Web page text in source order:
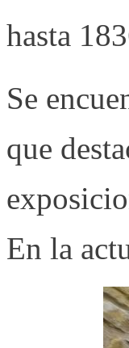
hasta
Se
que
En la